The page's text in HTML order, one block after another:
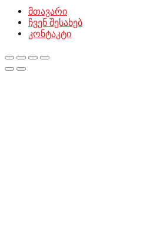
მთავარი
ჩვენ შესახებ
კონტაკტი